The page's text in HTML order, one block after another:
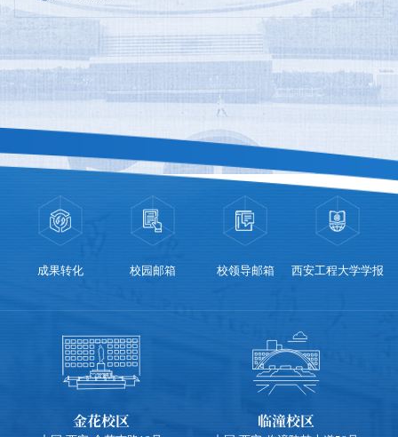
成果转化 校园邮箱 校领导邮箱 西安工程大学学报
金花校区 临潼校区